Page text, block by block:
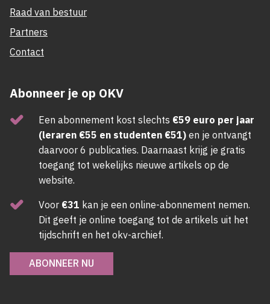
Raad van bestuur
Partners
Contact
Abonneer je op OKV
Een abonnement kost slechts €59 euro per jaar
(leraren €55 en studenten €51) en je ontvangt
daarvoor 6 publicaties. Daarnaast krijg je gratis
toegang tot wekelijks nieuwe artikels op de
website.
Voor €31 kan je een online-abonnement nemen.
Dit geeft je online toegang tot de artikels uit het
tijdschrift en het okv-archief.
ABONNEER NU